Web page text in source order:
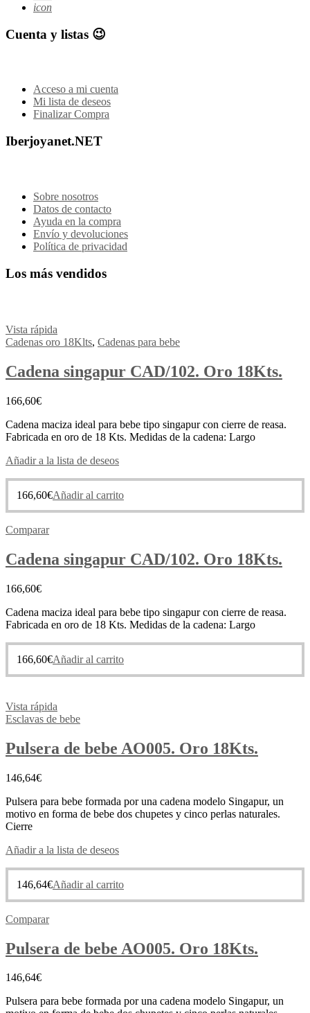
icon
Cuenta y listas 😉
Acceso a mi cuenta
Mi lista de deseos
Finalizar Compra
Iberjoyanet.NET
Sobre nosotros
Datos de contacto
Ayuda en la compra
Envío y devoluciones
Política de privacidad
Los más vendidos
Vista rápida
Cadenas oro 18Klts, Cadenas para bebe
Cadena singapur CAD/102. Oro 18Kts.
166,60€
Cadena maciza ideal para bebe tipo singapur con cierre de reasa.
Fabricada en oro de 18 Kts. Medidas de la cadena: Largo
Añadir a la lista de deseos
166,60€Añadir al carrito
Comparar
Cadena singapur CAD/102. Oro 18Kts.
166,60€
Cadena maciza ideal para bebe tipo singapur con cierre de reasa.
Fabricada en oro de 18 Kts. Medidas de la cadena: Largo
166,60€Añadir al carrito
Vista rápida
Esclavas de bebe
Pulsera de bebe AO005. Oro 18Kts.
146,64€
Pulsera para bebe formada por una cadena modelo Singapur, un
motivo en forma de bebe dos chupetes y cinco perlas naturales.
Cierre
Añadir a la lista de deseos
146,64€Añadir al carrito
Comparar
Pulsera de bebe AO005. Oro 18Kts.
146,64€
Pulsera para bebe formada por una cadena modelo Singapur, un